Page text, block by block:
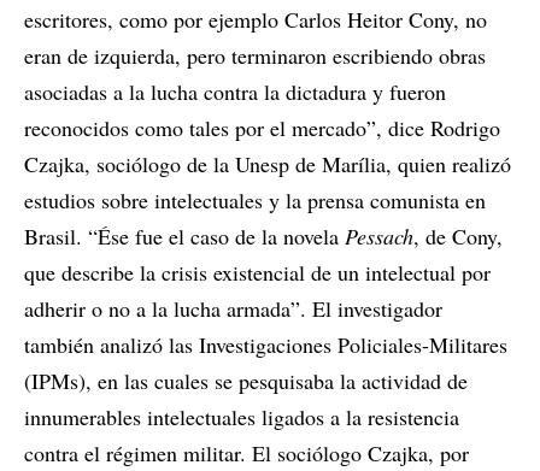
escritores, como por ejemplo Carlos Heitor Cony, no
eran de izquierda, pero terminaron escribiendo obras
asociadas a la lucha contra la dictadura y fueron
reconocidos como tales por el mercado”, dice Rodrigo
Czajka, sociólogo de la Unesp de Marília, quien realizó
estudios sobre intelectuales y la prensa comunista en
Brasil. “Ése fue el caso de la novela Pessach, de Cony,
que describe la crisis existencial de un intelectual por
adherir o no a la lucha armada”. El investigador
también analizó las Investigaciones Policiales-Militares
(IPMs), en las cuales se pesquisaba la actividad de
innumerables intelectuales ligados a la resistencia
contra el régimen militar. El sociólogo Czajka, por